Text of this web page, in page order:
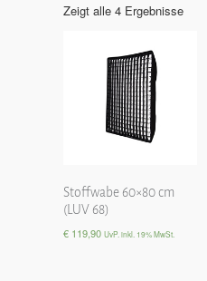
Zeigt alle 4 Ergebnisse
Stoffwabe 60×80 cm
(LUV 68)
€ 119,90 UvP. inkl. 19% MwSt.